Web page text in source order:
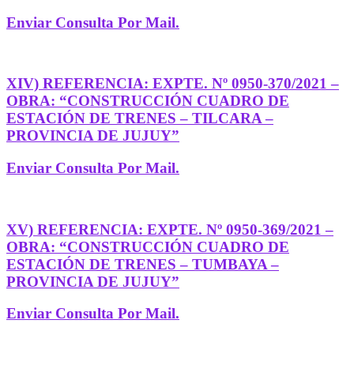
Enviar Consulta Por Mail.
XIV) REFERENCIA: EXPTE. Nº 0950-370/2021 –
OBRA: “CONSTRUCCIÓN CUADRO DE
ESTACIÓN DE TRENES – TILCARA –
PROVINCIA DE JUJUY”
Enviar Consulta Por Mail.
XV) REFERENCIA: EXPTE. Nº 0950-369/2021 –
OBRA: “CONSTRUCCIÓN CUADRO DE
ESTACIÓN DE TRENES – TUMBAYA –
PROVINCIA DE JUJUY”
Enviar Consulta Por Mail.